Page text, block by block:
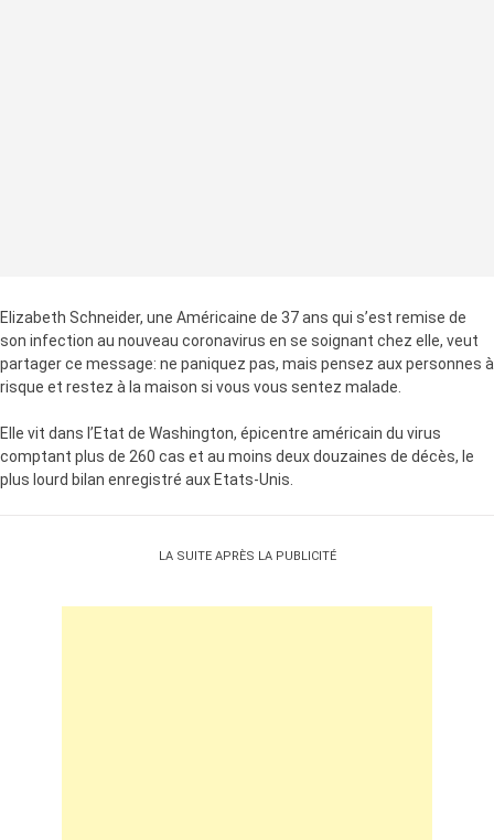
Elizabeth Schneider, une Américaine de 37 ans qui s’est remise de
son infection au nouveau coronavirus en se soignant chez elle, veut
partager ce message: ne paniquez pas, mais pensez aux personnes à
risque et restez à la maison si vous vous sentez malade.
Elle vit dans l’Etat de Washington, épicentre américain du virus
comptant plus de 260 cas et au moins deux douzaines de décès, le
plus lourd bilan enregistré aux Etats-Unis.
LA SUITE APRÈS LA PUBLICITÉ